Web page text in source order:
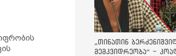
„თინათინ
მემკვიდრეობა“ -